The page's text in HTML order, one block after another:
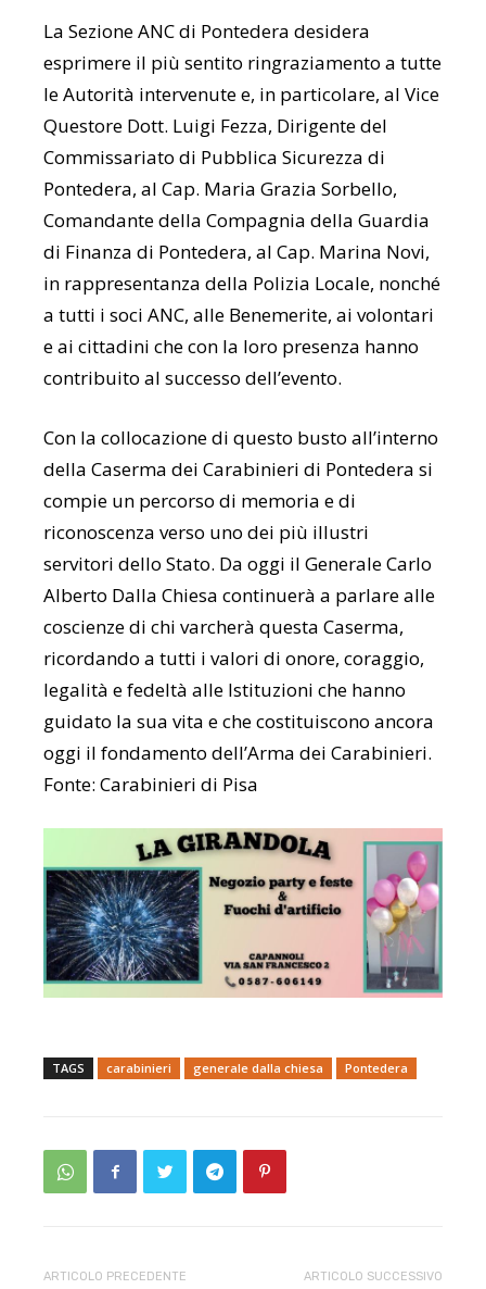
La Sezione ANC di Pontedera desidera
esprimere il più sentito ringraziamento a tutte
le Autorità intervenute e, in particolare, al Vice
Questore Dott. Luigi Fezza, Dirigente del
Commissariato di Pubblica Sicurezza di
Pontedera, al Cap. Maria Grazia Sorbello,
Comandante della Compagnia della Guardia
di Finanza di Pontedera, al Cap. Marina Novi,
in rappresentanza della Polizia Locale, nonché
a tutti i soci ANC, alle Benemerite, ai volontari
e ai cittadini che con la loro presenza hanno
contribuito al successo dell’evento.
Con la collocazione di questo busto all’interno
della Caserma dei Carabinieri di Pontedera si
compie un percorso di memoria e di
riconoscenza verso uno dei più illustri
servitori dello Stato. Da oggi il Generale Carlo
Alberto Dalla Chiesa continuerà a parlare alle
coscienze di chi varcherà questa Caserma,
ricordando a tutti i valori di onore, coraggio,
legalità e fedeltà alle Istituzioni che hanno
guidato la sua vita e che costituiscono ancora
oggi il fondamento dell’Arma dei Carabinieri.
Fonte: Carabinieri di Pisa
TAGS carabinieri generale dalla chiesa Pontedera
ARTICOLO PRECEDENTE ARTICOLO SUCCESSIVO